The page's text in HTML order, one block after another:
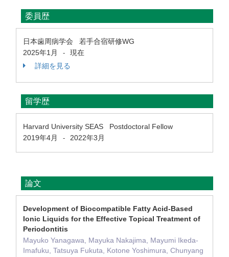
委員歴
日本歯周病学会 若⼿合宿研修WG
2025年1月
-
現在
詳細を見る
留学歴
Harvard University SEAS Postdoctoral Fellow
2019年4月
- 2022年3月
論文
Development of Biocompatible Fatty Acid-Based
Ionic Liquids for the Effective Topical Treatment of
Periodontitis
Mayuko Yanagawa, Mayuka Nakajima, Mayumi Ikeda-
Imafuku, Tatsuya Fukuta, Kotone Yoshimura, Chunyang